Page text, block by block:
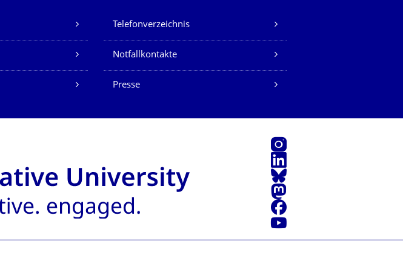
Telefonverzeichnis
Notfallkontakte
Presse
Instagram
LinkedIn
Bluesky
Mastodon
Facebook
Youtube